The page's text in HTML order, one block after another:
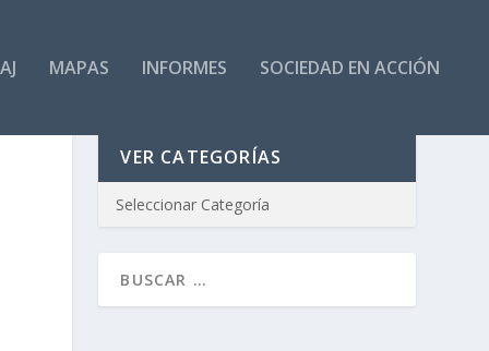
MAPAS INFORMES SOCIEDAD EN ACCIÓN
VER CATEGORÍAS